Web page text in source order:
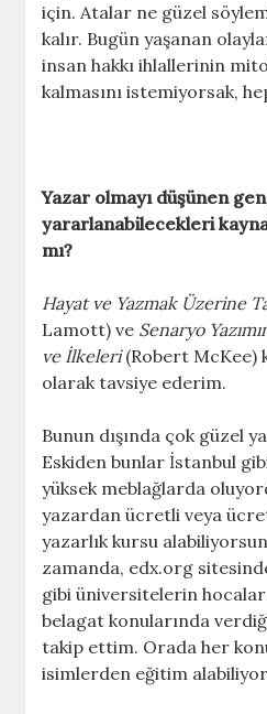
için. Atalar ne güzel
kalır. Bugün yaşanan
insan hakkı ihlallerinin
kalmasını istemiyorsak,
Yazar olmayı düşünen
yararlanabilecekleri
mı?
Hayat ve Yazmak Üzerine
Lamott) ve Senaryo
ve İlkeleri(Robert McKee)
olarak tavsiye ederim.
Bunun dışında çok güzel
Eskiden bunlar İstanbul
yüksek meblağlarda
yazardan ücretli veya
yazarlık kursu
zamanda, edx.org
gibi üniversitelerin
belagat konularında
takip ettim. Orada her
isimlerden eğitim